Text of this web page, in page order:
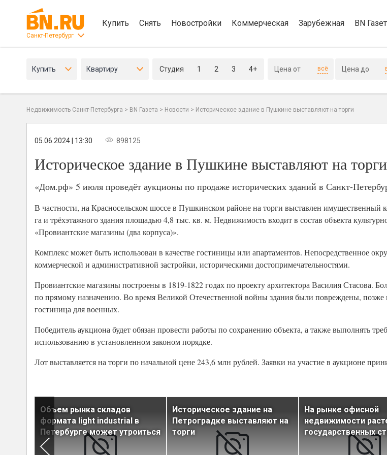
Санкт-Петербург
Купить Снять Новостройки Коммерческая Зарубежная BN
Купить Квартиру Студия 1 2 3 4+ всё
Недвижимость Санкт-Петербурга > BN Газета > Новости > Историческое здание в Пушкине выставляют на торги
05.06.2024 | 13:30 898125
Историческое здание в Пушкине выставляют на торги
«Дом.рф» 5 июля проведёт аукционы по продаже исторических зданий в Санкт-
В частности, на Красносельском шоссе в Пушкинском районе на торги выставлен имущественный
га и трёхэтажного здания площадью 4,8 тыс. кв. м. Недвижимость входит в состав объекта
«Провиантские магазины (два корпуса)».
Комплекс может быть использован в качестве гостиницы или апартаментов. Непосредственное
коммерческой и административной застройки, историческими достопримечательностями.
Провиантские магазины построены в 1819-1822 годах по проекту архитектора Василия Стасова.
по прямому назначению. Во время Великой Отечественной войны здания были повреждены, позже
гостиница для военных.
Победитель аукциона будет обязан провести работы по сохранению объекта, а также выполнять
использованию в установленном законом порядке.
Лот выставляется на торги по начальной цене 243,6 млн рублей. Заявки на участие в аукционе
Объем рынка складов
формата light industrial в
Петербурге может утроиться
Историческое здание на
Петроградке выставляют на
торги
На рынке офисной
недвижимости
государственных